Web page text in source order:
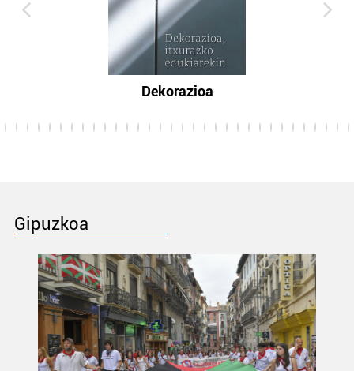
Dekorazioa
Gipuzkoa